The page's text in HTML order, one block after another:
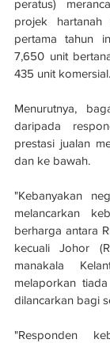
peratus)
projek
pertama tahun
7,650 unit
435 unit komersial.
Menurutnya,
daripada
prestasi jualan
dan ke bawah.
"Kebanyakan
melancarkan
berharga antara
kecuali Johor
manakala
melaporkan
dilancarkan bagi
"Responden